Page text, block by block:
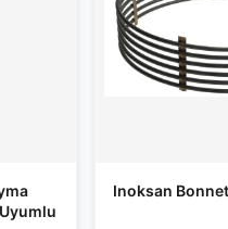
Inoksan Bonnet